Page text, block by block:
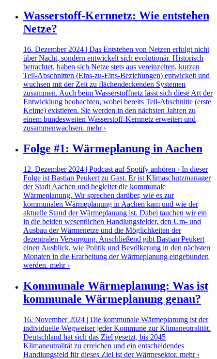
Wasserstoff-Kernnetz: Wie entstehen
Netze?
16. Dezember 2024 | Das Entstehen von Netzen erfolgt nicht
über Nacht, sondern entwickelt sich evolutionär. Historisch
betrachtet, haben sich Netze stets aus vereinzelten, kurzen
Teil-Abschnitten (Eins-zu-Eins-Beziehungen) entwickelt und
wuchsen mit der Zeit zu flächendeckenden Systemen
zusammen. Auch beim Wasserstoffnetz lässt sich diese Art der
Entwicklung beobachten, wobei bereits Teil-Abschnitte (erste
Keime) existieren. Sie werden in den nächsten Jahren zu
einem bundesweiten Wasserstoff-Kernnetz erweitert und
zusammenwachsen. mehr ›
Folge #1: Wärmeplanung in Aachen
12. Dezember 2024 | Podcast auf Spotify anhören › In dieser
Folge ist Bastian Peukert zu Gast. Er ist Klimaschutzmanager
der Stadt Aachen und begleitet die kommunale
Wärmeplanung. Wir sprechen darüber, wie es zur
kommunalen Wärmeplanung in Aachen kam und wie der
aktuelle Stand der Wärmeplanung ist. Dabei tauchen wir ein
in die beiden wesentlichen Handlungsfelder, den Um- und
Ausbau der Wärmenetze und die Möglichkeiten der
dezentralen Versorgung. Anschließend gibt Bastian Peukert
einen Ausblick, wie Politik und Bevölkerung in den nächsten
Monaten in die Erarbeitung der Wärmeplanung eingebunden
werden. mehr ›
Kommunale Wärmeplanung: Was ist
kommunale Wärmeplanung genau?
16. November 2024 | Die kommunale Wärmeplanung ist der
individuelle Wegweiser jeder Kommune zur Klimaneutralität.
Deutschland hat sich das Ziel gesetzt, bis 2045
Klimaneutralität zu erreichen und ein entscheidendes
Handlungsfeld für dieses Ziel ist der Wärmesektor. mehr ›